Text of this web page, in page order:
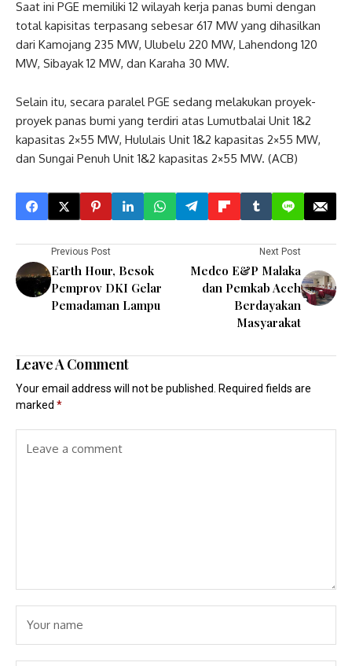
Saat ini PGE memiliki 12 wilayah kerja panas bumi dengan
total kapisitas terpasang sebesar 617 MW yang dihasilkan
dari Kamojang 235 MW, Ulubelu 220 MW, Lahendong 120
MW, Sibayak 12 MW, dan Karaha 30 MW.
Selain itu, secara paralel PGE sedang melakukan proyek-
proyek panas bumi yang terdiri atas Lumutbalai Unit 1&2
kapasitas 2×55 MW, Hululais Unit 1&2 kapasitas 2×55 MW,
dan Sungai Penuh Unit 1&2 kapasitas 2×55 MW. (ACB)
Previous Post
Earth Hour, Besok
Pemprov DKI Gelar
Pemadaman Lampu
Next Post
Medco E&P Malaka
dan Pemkab Aceh
Berdayakan
Masyarakat
Leave A Comment
Your email address will not be published.
Required fields are
marked *